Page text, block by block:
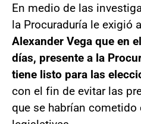
En medio de las
la Procuraduría le exigió
Alexander Vega que en
días, presente a la
tiene listo para las
con el fin de evitar las
que se habrían